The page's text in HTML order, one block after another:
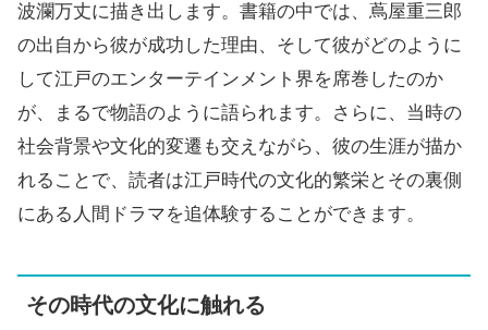
波瀾万丈に描き出します。書籍の中では、蔦屋重三郎
の出自から彼が成功した理由、そして彼がどのように
して江戸のエンターテインメント界を席巻したのか
が、まるで物語のように語られます。さらに、当時の
社会背景や文化的変遷も交えながら、彼の生涯が描か
れることで、読者は江戸時代の文化的繁栄とその裏側
にある人間ドラマを追体験することができます。
その時代の文化に触れる